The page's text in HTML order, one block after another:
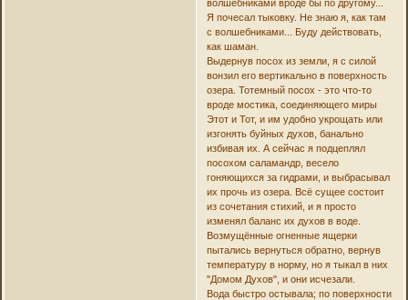
волшебниками вроде бы по другому...
Я почесал тыковку. Не знаю я, как там
с волшебниками... Буду действовать,
как шаман.
Выдернув посох из земли, я с силой
вонзил его вертикально в поверхность
озера. Тотемный посох - это что-то
вроде мостика, соединяющего миры
Этот и Тот, и им удобно укрощать или
изгонять буйных духов, банально
избивая их. А сейчас я подцеплял
посохом саламандр, весело
гоняющихся за гидрами, и выбрасывал
их прочь из озера. Всё сущее состоит
из сочетания стихий, и я просто
изменял баланс их духов в воде.
Возмущённые огненные ящерки
пытались вернуться обратно, вернув
температуру в норму, но я тыкал в них
"Домом Духов", и они исчезали.
Вода быстро остывала; по поверхности